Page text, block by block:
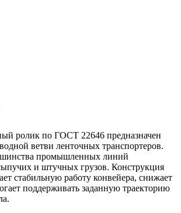
ролик по ГОСТ 22646 предназначен
ветви ленточных транспортеров.
промышленных линий
и штучных грузов. Конструкция
стабильную работу конвейера, снижает
поддерживать заданную траекторию